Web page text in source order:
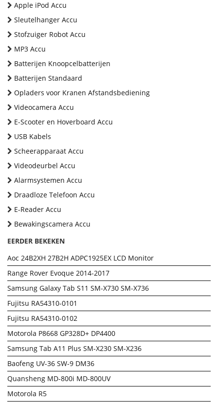
Apple iPod Accu
Sleutelhanger Accu
Stofzuiger Robot Accu
MP3 Accu
Batterijen Knoopcelbatterijen
Batterijen Standaard
Opladers voor Kranen Afstandsbediening
Videocamera Accu
E-Scooter en Hoverboard Accu
USB Kabels
Scheerapparaat Accu
Videodeurbel Accu
Alarmsystemen Accu
Draadloze Telefoon Accu
E-Reader Accu
Bewakingscamera Accu
EERDER BEKEKEN
Aoc 24B2XH 27B2H ADPC1925EX LCD Monitor
Range Rover Evoque 2014-2017
Samsung Galaxy Tab S11 SM-X730 SM-X736
Fujitsu RA54310-0101
Fujitsu RA54310-0102
Motorola P8668 GP328D+ DP4400
Samsung Tab A11 Plus SM-X230 SM-X236
Baofeng UV-36 SW-9 DM36
Quansheng MD-800i MD-800UV
Motorola R5